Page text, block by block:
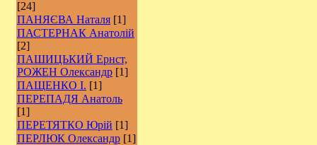
[24]
ПАНЯЄВА Наталя [1]
ПАСТЕРНАК Анатолій
[2]
ПАШИЦЬКИЙ Ернст,
РОЖЕН Олександр [1]
ПАЩЕНКО І. [1]
ПЕРЕПАДЯ Анатоль
[1]
ПЕРЕТЯТКО Юрій [1]
ПЕРЛЮК Олександр [1]